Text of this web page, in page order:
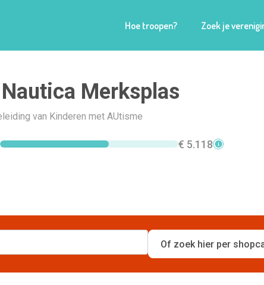
Hoe troopen? Zoek je
Merksplas
van Kinderen met AUtisme
€ 5.118